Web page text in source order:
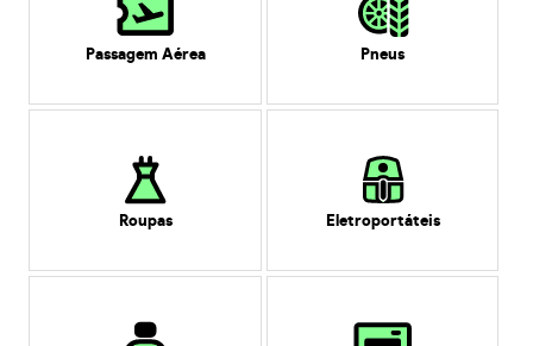
Passagem Aérea Pneus
Roupas Eletroportáteis